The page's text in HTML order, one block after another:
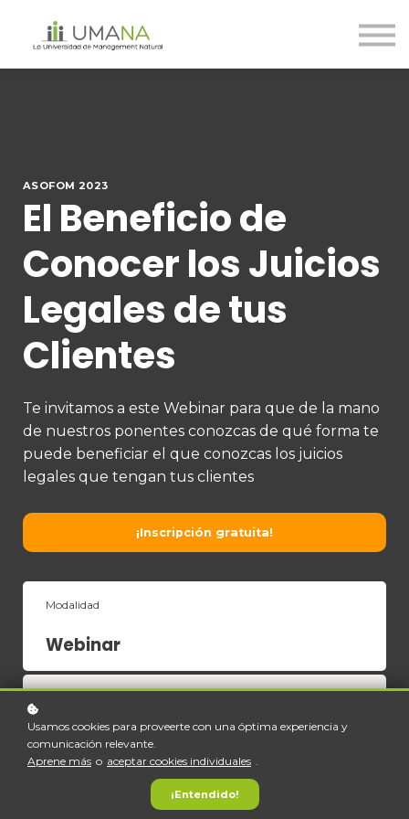
Nosotros
Contáctanos
ASOFOM 2023
El Beneficio de
Conocer los Juicios
Legales de tus
Clientes
Te invitamos a este Webinar para que de la mano
de nuestros ponentes conozcas de qué forma te
puede beneficiar el que conozcas los juicios
legales que tengan tus clientes
¡Inscripción gratuita!
Modalidad
Webinar
24 minutos
Usamos cookies para proveerte con una óptima experiencia y
comunicación relevante.
Aprene más o aceptar cookies individuales .
¡Entendido!